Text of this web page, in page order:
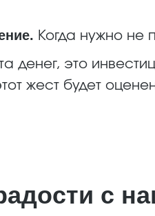
Когда нужно не
денег, это
жест будет
с